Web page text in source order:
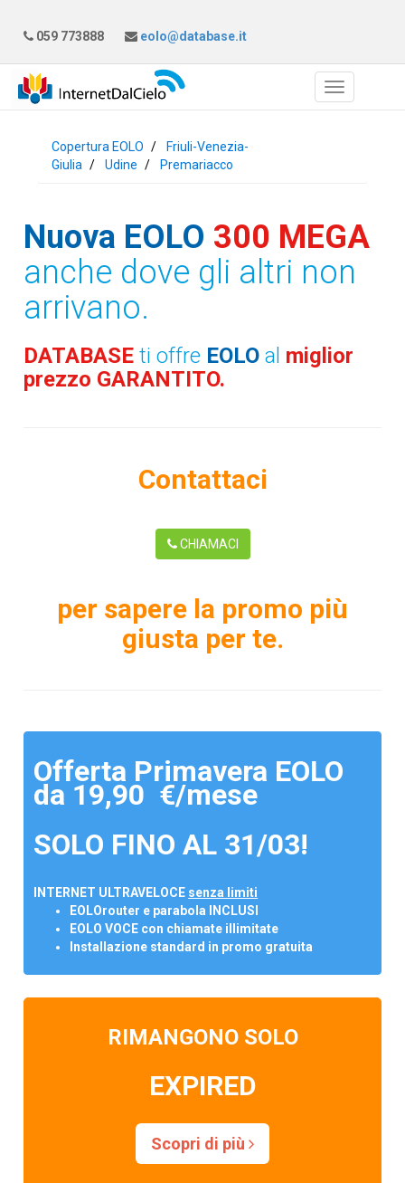
059 773888 eolo@database.it
Copertura EOLO
Friuli-Venezia-
Giulia
Udine Premariacco
Nuova EOLO 300 MEGA
anche dove gli altri non
arrivano.
DATABASEti offre EOLO al miglior
prezzo GARANTITO.
Contattaci
CHIAMACI
per sapere la promo più
giusta per te.
Offerta Primavera EOLO
da 19,90 €/mese
SOLO FINO AL 31/03!
INTERNET ULTRAVELOCE senza limiti
EOLOrouter e parabola INCLUSI
EOLO VOCE con chiamate illimitate
Installazione standard in promo gratuita
RIMANGONO SOLO
EXPIRED
Scopri di più